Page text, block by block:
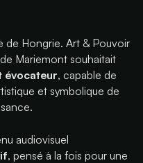
de Hongrie. Art & Pouvoir
Mariemont souhaitait
évocateur, capable de
et symbolique de
audiovisuel
, pensé à la fois pour une